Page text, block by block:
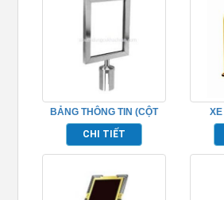
BẢNG THÔNG TIN (CỘT
PHÂN CÁCH)-TP692048
CHI TIẾT